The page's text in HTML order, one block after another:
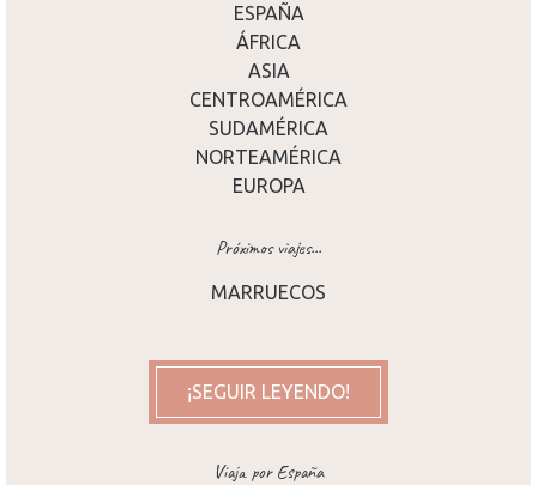
ESPAÑA
ÁFRICA
ASIA
CENTROAMÉRICA
SUDAMÉRICA
NORTEAMÉRICA
EUROPA
Próximos viajes...
MARRUECOS
¡SEGUIR LEYENDO!
Viaja por España